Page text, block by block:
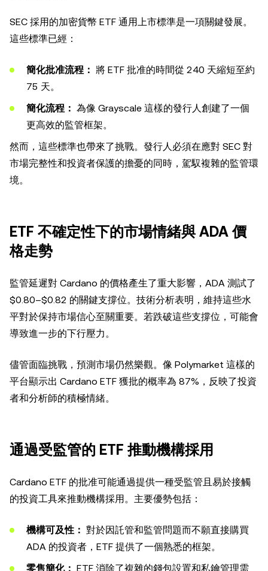
SEC 採用的加密貨幣 ETF 通用上市標準是一項關鍵發展。
這些標準已經：
簡化批准流程： 將 ETF 批准的時間從 240 天縮短至約
75 天。
簡化流程： 為像 Grayscale 這樣的發行人創建了一個
更高效的監管框架。
然而，這些標準也帶來了挑戰。發行人必須在應對 SEC 對
市場完整性和投資者保護的擔憂的同時，駕馭複雜的監管環
境。
ETF 不確定性下的市場情緒與 ADA 價
格走勢
監管延遲對 Cardano 的價格產生了重大影響，ADA 測試了
$0.80–$0.82 的關鍵支撐位。技術分析表明，維持這些水
平對於保持市場信心至關重要。若跌破這些支撐位，可能會
導致進一步的下行壓力。
儘管面臨挑戰，預測市場仍然樂觀。像 Polymarket 這樣的
平台顯示出 Cardano ETF 獲批的概率為 87%，反映了投資
者和分析師的積極情緒。
通過受監管的 ETF 推動機構採用
Cardano ETF 的批准可能通過提供一種受監管且易於接觸
的投資工具來推動機構採用。主要優勢包括：
機構可及性： 對於因託管和監管問題而不願直接購買
ADA 的投資者，ETF 提供了一個熟悉的框架。
零售簡化： ETF 消除了複雜的錢包設置和私鑰管理需